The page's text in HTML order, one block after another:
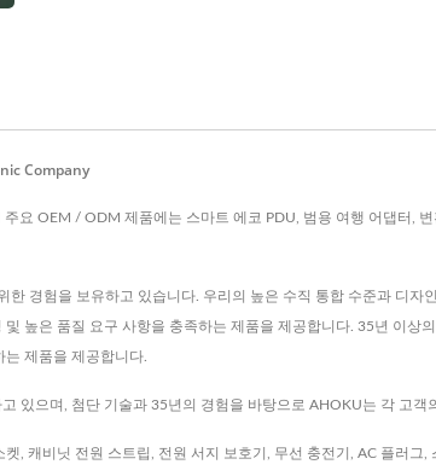
Company
OEM / ODM 제품에는 스마트 에코 PDU, 범용 여행 어댑터,
경험을 보유하고 있습니다. 우리의 높은 수직 통합 수준과 디자
높은 품질 요구 사항을 충족하는 제품을 제공합니다. 35년 이상
제품을 제공합니다.
있으며, 첨단 기술과 35년의 경험을 바탕으로 AHOKU는 각 고객
켓 캐비닛 전원 스트립 전원 서지 보호기 무선 충전기 AC 플러그